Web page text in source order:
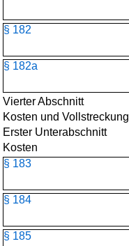
§ 182
§ 182a
Vierter Abschnitt
Kosten und Vollstreckung
Erster Unterabschnitt
Kosten
§ 183
§ 184
§ 185